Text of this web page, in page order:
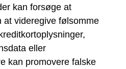
kan forsøge at
at videregive følsomme
eller
kan promovere falske